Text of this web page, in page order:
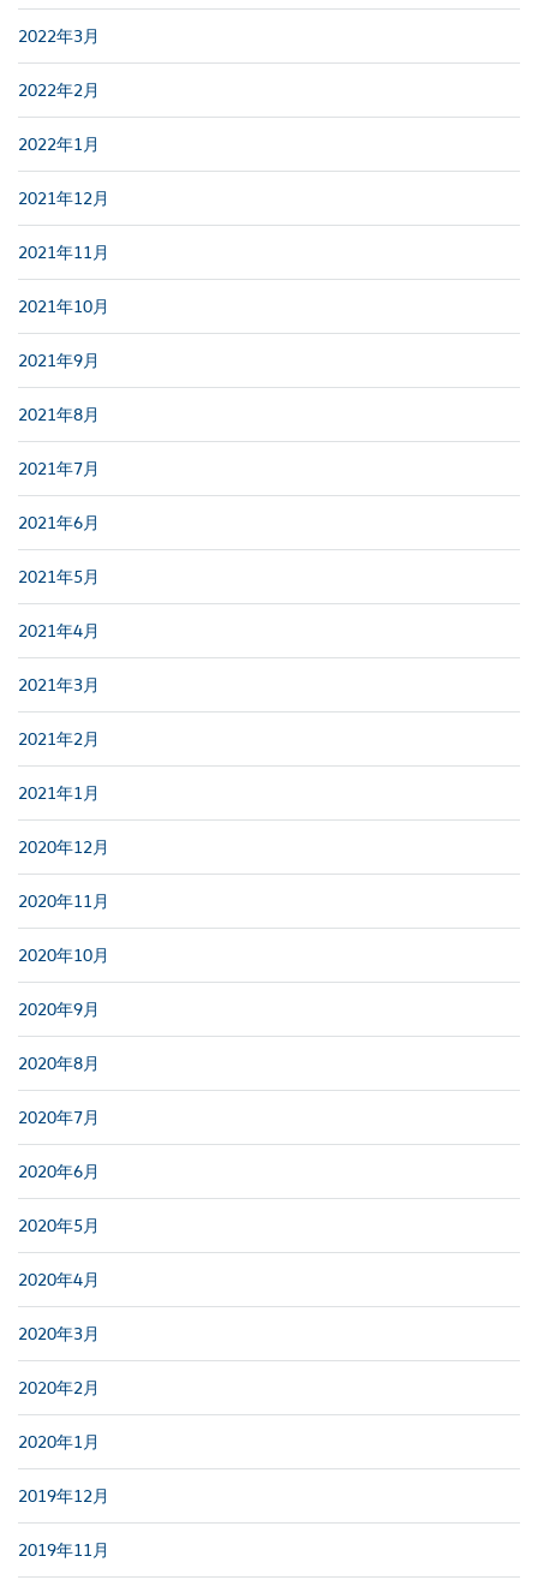
2022年3月
2022年2月
2022年1月
2021年12月
2021年11月
2021年10月
2021年9月
2021年8月
2021年7月
2021年6月
2021年5月
2021年4月
2021年3月
2021年2月
2021年1月
2020年12月
2020年11月
2020年10月
2020年9月
2020年8月
2020年7月
2020年6月
2020年5月
2020年4月
2020年3月
2020年2月
2020年1月
2019年12月
2019年11月